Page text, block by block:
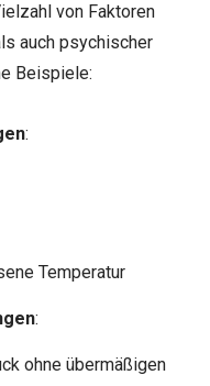
von Faktoren
auch psychischer
Beispiele:
:
Temperatur
:
ohne übermäßigen